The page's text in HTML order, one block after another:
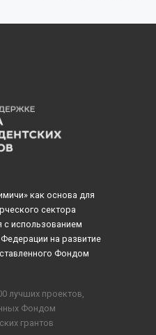
как основа для
сектора
с использованием
на развитие
Фондом
лучших проектов,
Фондом
грантов